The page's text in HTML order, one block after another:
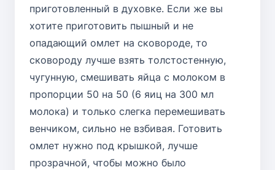
приготовленный в духовке. Если же вы
хотите приготовить пышный и не
опадающий омлет на сковороде, то
сковороду лучше взять толстостенную,
чугунную, смешивать яйца с молоком в
пропорции 50 на 50 (6 яиц на 300 мл
молока) и только слегка перемешивать
венчиком, сильно не взбивая. Готовить
омлет нужно под крышкой, лучше
прозрачной, чтобы можно было